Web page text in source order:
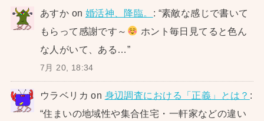
あすか on 婚活神、降臨。 : “素敵な感じで書いて
もらって感謝です～
ホント毎日見てると色ん
な人がいて、ある…”
7月 20, 18:34
ウラベリカ on 身辺調査における「正義」とは？ :
“住まいの地域性や集合住宅・一軒家などの違い